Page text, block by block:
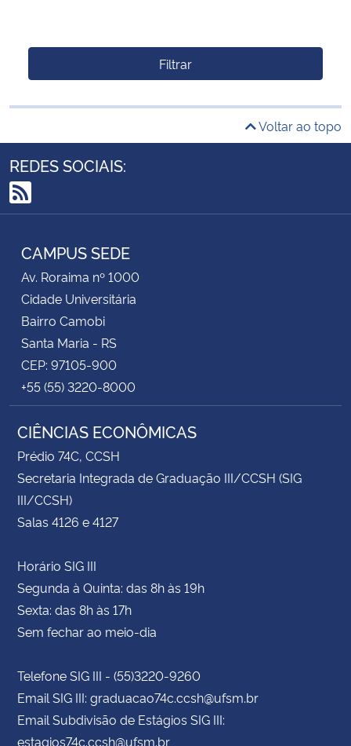
Filtrar
Voltar ao topo
REDES SOCIAIS:
RSS
CAMPUS SEDE
Av. Roraima nº 1000
Cidade Universitária
Bairro Camobi
Santa Maria - RS
CEP: 97105-900
+55 (55) 3220-8000
CIÊNCIAS ECONÔMICAS
Prédio 74C, CCSH
Secretaria Integrada de Graduação III/CCSH (SIG
III/CCSH)
Salas 4126 e 4127
Horário SIG III
Segunda à Quinta: das 8h às 19h
Sexta: das 8h às 17h
Sem fechar ao meio-dia
Telefone SIG III - (55)3220-9260
Email SIG III: graduacao74c.ccsh@ufsm.br
Email Subdivisão de Estágios SIG III:
estagios74c.ccsh@ufsm.br